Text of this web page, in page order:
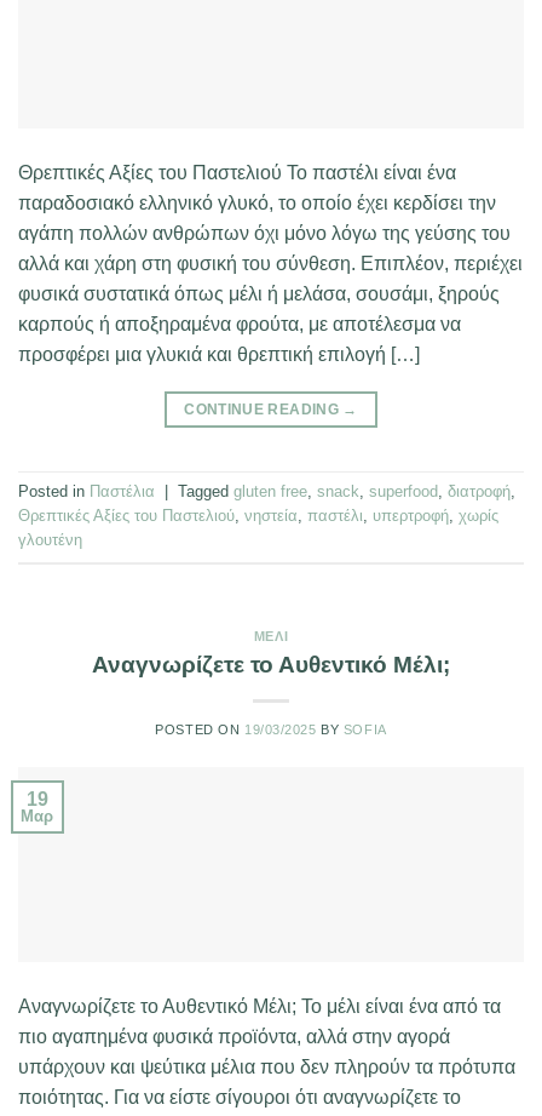
Θρεπτικές Αξίες του Παστελιού Το παστέλι είναι ένα
παραδοσιακό ελληνικό γλυκό, το οποίο έχει κερδίσει την
αγάπη πολλών ανθρώπων όχι μόνο λόγω της γεύσης του
αλλά και χάρη στη φυσική του σύνθεση. Επιπλέον, περιέχει
φυσικά συστατικά όπως μέλι ή μελάσα, σουσάμι, ξηρούς
καρπούς ή αποξηραμένα φρούτα, με αποτέλεσμα να
προσφέρει μια γλυκιά και θρεπτική επιλογή […]
CONTINUE READING →
Posted in Παστέλια Tagged gluten free, snack, superfood, διατροφή,
Θρεπτικές Αξίες του Παστελιού, νηστεία, παστέλι, υπερτροφή, χωρίς
γλουτένη
ΜΈΛΙ
Αναγνωρίζετε το Αυθεντικό Μέλι;
POSTED ON 19/03/2025 BY SOFIA
19
Μαρ
Αναγνωρίζετε το Αυθεντικό Μέλι; Το μέλι είναι ένα από τα
πιο αγαπημένα φυσικά προϊόντα, αλλά στην αγορά
υπάρχουν και ψεύτικα μέλια που δεν πληρούν τα πρότυπα
ποιότητας. Για να είστε σίγουροι ότι αναγνωρίζετε το